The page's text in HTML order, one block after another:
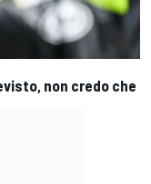
non credo che